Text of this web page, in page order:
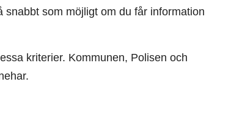
som möjligt om du får information
kriterier. Kommunen, Polisen och